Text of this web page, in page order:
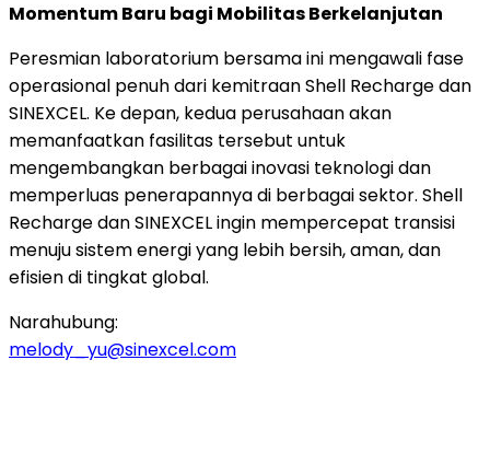
Momentum Baru bagi Mobilitas Berkelanjutan
Peresmian laboratorium bersama ini mengawali fase
operasional penuh dari kemitraan Shell Recharge dan
SINEXCEL. Ke depan, kedua perusahaan akan
memanfaatkan fasilitas tersebut untuk
mengembangkan berbagai inovasi teknologi dan
memperluas penerapannya di berbagai sektor. Shell
Recharge dan SINEXCEL ingin mempercepat transisi
menuju sistem energi yang lebih bersih, aman, dan
efisien di tingkat global.
Narahubung:
melody_yu@sinexcel.com